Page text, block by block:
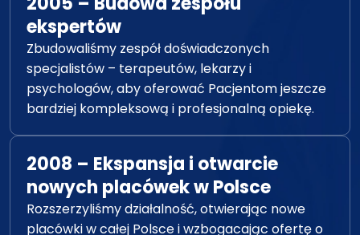
ekspertów
Zbudowaliśmy zespół doświadczonych
specjalistów – terapeutów, lekarzy i
psychologów, aby oferować Pacjentom jeszcze
bardziej kompleksową i profesjonalną opiekę.
2008 – Ekspansja i otwarcie
nowych placówek w Polsce
Rozszerzyliśmy działalność, otwierając nowe
placówki w całej Polsce i wzbogacając ofertę o